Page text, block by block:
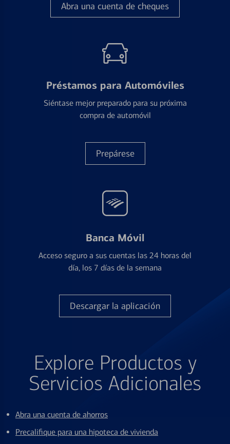
Abra una cuenta de cheques
Préstamos para Automóviles
Siéntase mejor preparado para su próxima
compra de automóvil
Prepárese
Banca Móvil
Acceso seguro a sus cuentas las 24 horas del
día, los 7 días de la semana
Descargar la aplicación
Explore Productos y
Servicios Adicionales
Abra una cuenta de ahorros
Precalifique para una hipoteca de vivienda